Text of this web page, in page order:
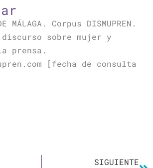
MÁLAGA. Corpus DISMUPREN.
sobre mujer y
prensa.
[fecha de consulta
SIGUIENTE